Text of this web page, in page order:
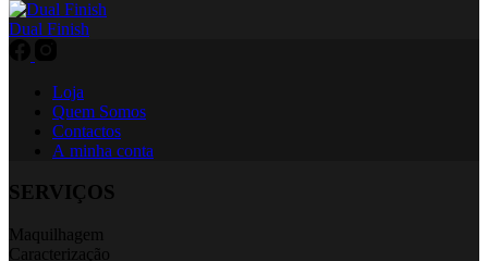
Dual Finish
Loja
Quem Somos
Contactos
A minha conta
SERVIÇOS
Maquilhagem
Caracterização